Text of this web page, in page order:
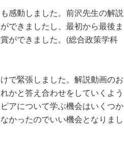
感動しました。前沢先生の解説
できましたし、最初から最後ま
ができました。(総合政策学科
で緊張しました。解説動画のお
かと答え合わせをしていくよう
アについて学ぶ機会はいくつか
かったのでいい機会となりまし